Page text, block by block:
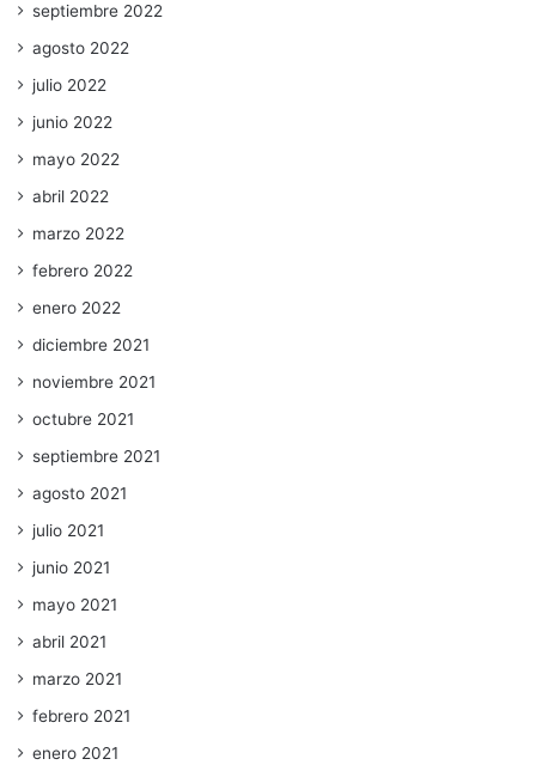
septiembre 2022
agosto 2022
julio 2022
junio 2022
mayo 2022
abril 2022
marzo 2022
febrero 2022
enero 2022
diciembre 2021
noviembre 2021
octubre 2021
septiembre 2021
agosto 2021
julio 2021
junio 2021
mayo 2021
abril 2021
marzo 2021
febrero 2021
enero 2021